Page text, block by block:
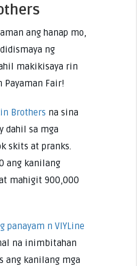
ang hanap mo,
ng
makikisaya rin
Payaman Fair!
Brothers na sina
dahil sa mga
skits at pranks.
ang kanilang
mahigit 900,000
panayam n VIYLine
na inimbitahan
ang kanilang mga